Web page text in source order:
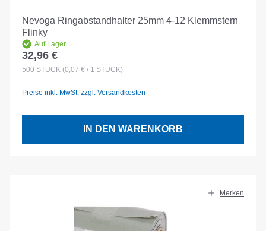
Nevoga Ringabstandhalter 25mm 4-12 Klemmstern
Flinky
Auf Lager
Regulärer Preis:
32,96 €
500 STÜCK (0,07 € / 1 STÜCK)
Preise inkl. MwSt. zzgl. Versandkosten
IN DEN WARENKORB
Merken